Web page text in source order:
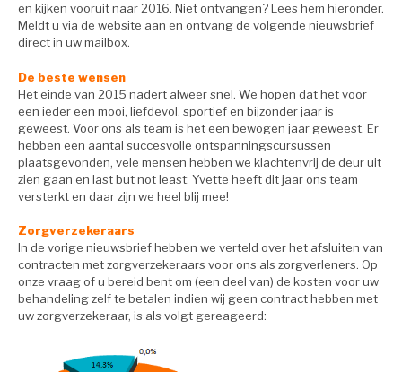
en kijken vooruit naar 2016. Niet ontvangen? Lees hem hieronder.
Meldt u via de website aan en ontvang de volgende nieuwsbrief
direct in uw mailbox.
De beste wensen
Het einde van 2015 nadert alweer snel. We hopen dat het voor
een ieder een mooi, liefdevol, sportief en bijzonder jaar is
geweest. Voor ons als team is het een bewogen jaar geweest. Er
hebben een aantal succesvolle ontspanningscursussen
plaatsgevonden, vele mensen hebben we klachtenvrij de deur uit
zien gaan en last but not least: Yvette heeft dit jaar ons team
versterkt en daar zijn we heel blij mee!
Zorgverzekeraars
In de vorige nieuwsbrief hebben we verteld over het afsluiten van
contracten met zorgverzekeraars voor ons als zorgverleners. Op
onze vraag of u bereid bent om (een deel van) de kosten voor uw
behandeling zelf te betalen indien wij geen contract hebben met
uw zorgverzekeraar, is als volgt gereageerd: